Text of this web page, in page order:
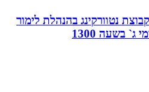
בהנהלת לימור
1300